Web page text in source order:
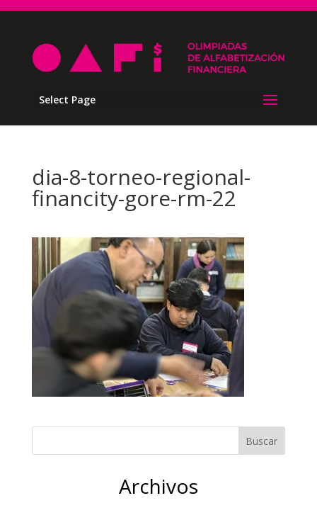
Select Page
dia-8-torneo-regional-
financity-gore-rm-22
Archivos